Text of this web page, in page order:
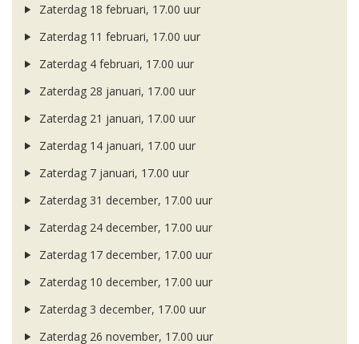
Zaterdag 18 februari, 17.00 uur
Zaterdag 11 februari, 17.00 uur
Zaterdag 4 februari, 17.00 uur
Zaterdag 28 januari, 17.00 uur
Zaterdag 21 januari, 17.00 uur
Zaterdag 14 januari, 17.00 uur
Zaterdag 7 januari, 17.00 uur
Zaterdag 31 december, 17.00 uur
Zaterdag 24 december, 17.00 uur
Zaterdag 17 december, 17.00 uur
Zaterdag 10 december, 17.00 uur
Zaterdag 3 december, 17.00 uur
Zaterdag 26 november, 17.00 uur